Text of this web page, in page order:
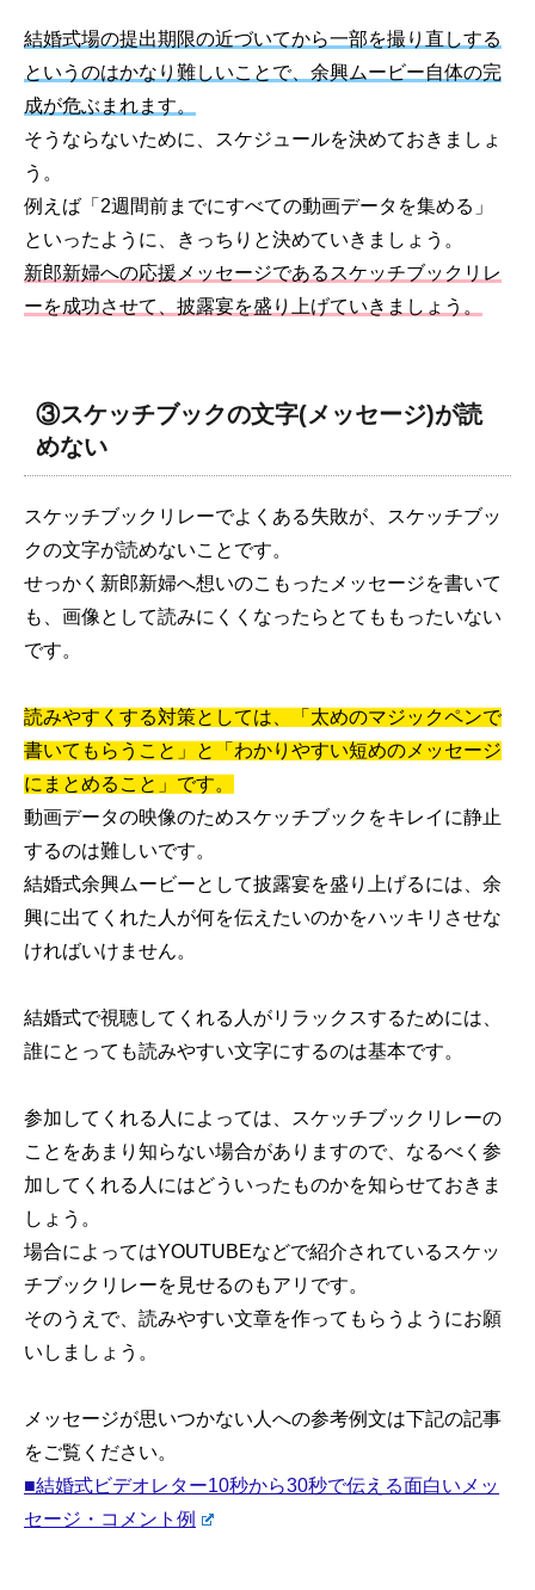
結婚式場の提出期限の近づいてから一部を撮り直しする
というのはかなり難しいことで、余興ムービー自体の完
成が危ぶまれます。
そうならないために、スケジュールを決めておきましょ
う。
例えば「2週間前までにすべての動画データを集める」
といったように、きっちりと決めていきましょう。
新郎新婦への応援メッセージであるスケッチブックリレ
ーを成功させて、披露宴を盛り上げていきましょう。
③スケッチブックの文字(メッセージ)が読
めない
スケッチブックリレーでよくある失敗が、スケッチブッ
クの文字が読めないことです。
せっかく新郎新婦へ想いのこもったメッセージを書いて
も、画像として読みにくくなったらとてももったいない
です。
読みやすくする対策としては、「太めのマジックペンで
書いてもらうこと」と「わかりやすい短めのメッセージ
にまとめること」です。
動画データの映像のためスケッチブックをキレイに静止
するのは難しいです。
結婚式余興ムービーとして披露宴を盛り上げるには、余
興に出てくれた人が何を伝えたいのかをハッキリさせな
ければいけません。
結婚式で視聴してくれる人がリラックスするためには、
誰にとっても読みやすい文字にするのは基本です。
参加してくれる人によっては、スケッチブックリレーの
ことをあまり知らない場合がありますので、なるべく参
加してくれる人にはどういったものかを知らせておきま
しょう。
場合によってはYOUTUBEなどで紹介されているスケッ
チブックリレーを見せるのもアリです。
そのうえで、読みやすい文章を作ってもらうようにお願
いしましょう。
メッセージが思いつかない人への参考例文は下記の記事
をご覧ください。
■結婚式ビデオレター10秒から30秒で伝える面白いメッ
セージ・コメント例